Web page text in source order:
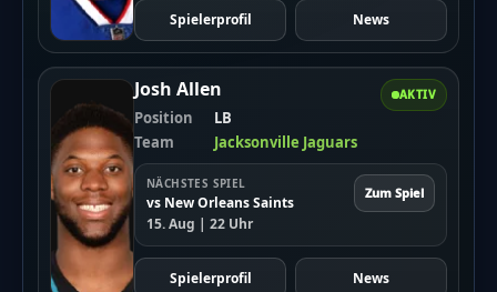
Spielerprofil News
AKTIV
Josh Allen
Position
LB
Team
Jacksonville Jaguars
NÄCHSTES SPIEL
vs New Orleans Saints
15. Aug | 22 Uhr
Zum Spiel
Spielerprofil News